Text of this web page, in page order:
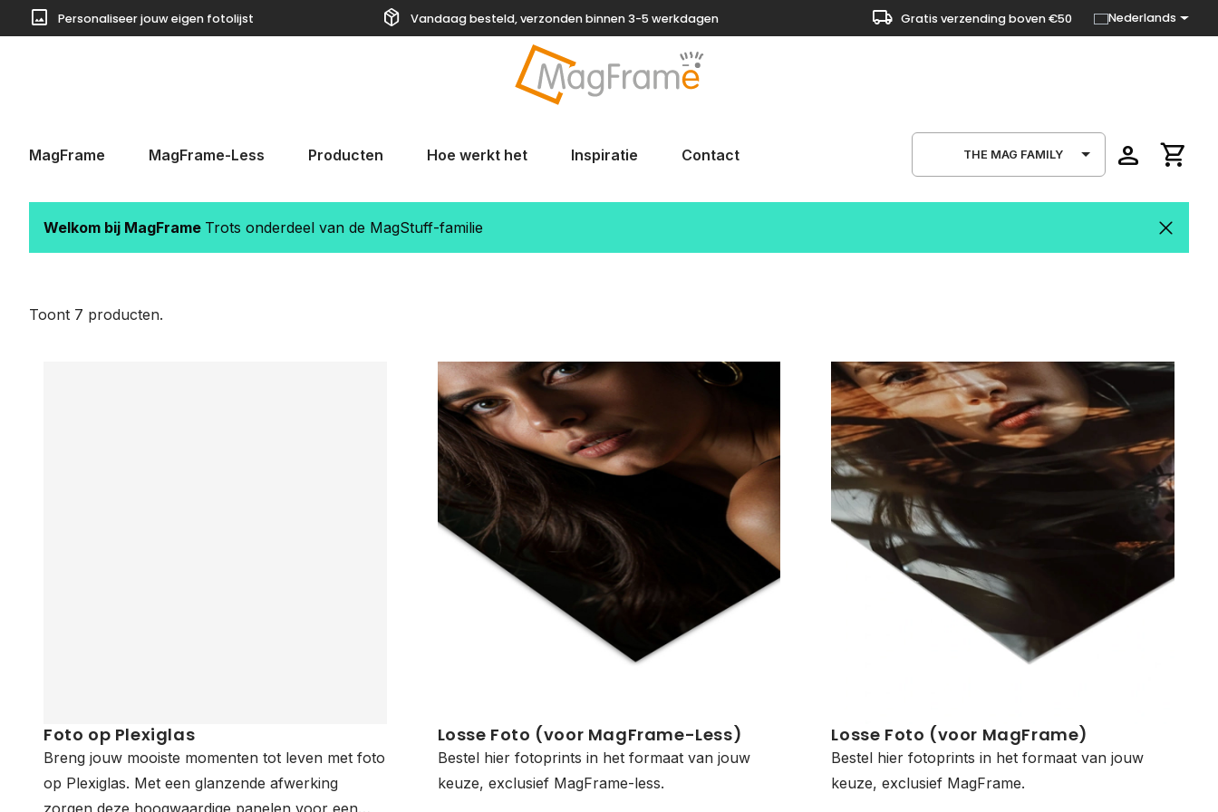
naar de hoofdinhoud
Ga naar de zoekopdracht
Ga naar de hoofdnavigatie
image Personaliseer jouw eigen fotolijst package_2 Vandaag besteld, verzonden binnen 3-5 werkdagen local_shipping Gratis verzending boven €50 Nederlands
MagFrame MagFrame-Less Producten Hoe werkt het Inspiratie Contact THE MAG FAMILY person shopping_cart
Welkom bij MagFrame Trots onderdeel van de MagStuff-familie
Toont 7 producten.
Foto op Plexiglas
Breng jouw mooiste momenten tot leven met foto
op Plexiglas. Met een glanzende afwerking
Losse Foto (voor MagFrame-Less)
Bestel hier fotoprints in het formaat van jouw
keuze, exclusief MagFrame-less.
Losse Foto (voor MagFrame)
Bestel hier fotoprints in het formaat van jouw
keuze, exclusief MagFrame.